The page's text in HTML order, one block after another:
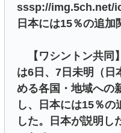
sssp://img.5ch.net/
日本には15％の追加
【ワシントン共同
は6日、7日未明（日
める各国・地域への
し、日本には15％の
した。日本が説明し